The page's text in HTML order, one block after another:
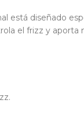
está diseñado
el frizz y aporta